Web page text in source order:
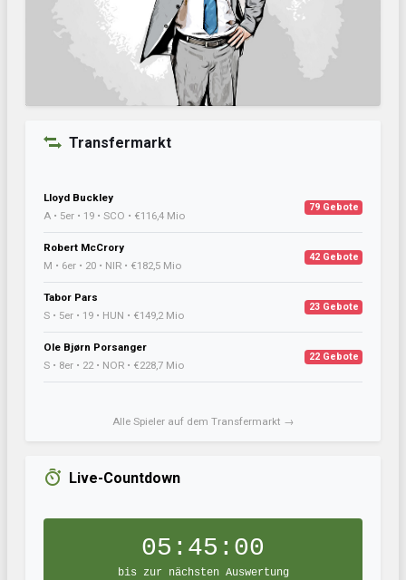
Transfermarkt
Lloyd Buckley
A • 5er • 19 • SCO • €116,4 Mio
79 Gebote
Robert McCrory
M • 6er • 20 • NIR • €182,5 Mio
42 Gebote
Tabor Pars
S • 5er • 19 • HUN • €149,2 Mio
23 Gebote
Ole Bjørn Porsanger
S • 8er • 22 • NOR • €228,7 Mio
22 Gebote
Alle Spieler auf dem Transfermarkt →
Live-Countdown
05:45:00
bis zur nächsten Auswertung